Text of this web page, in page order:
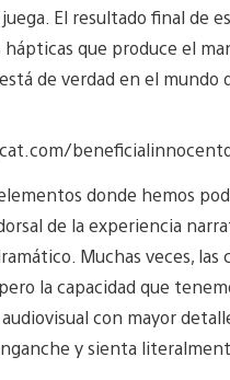
El resultado final de
hápticas que produce el
de verdad en el mundo
donde hemos
de la experiencia
Muchas veces,
la capacidad que
con mayor
y sienta